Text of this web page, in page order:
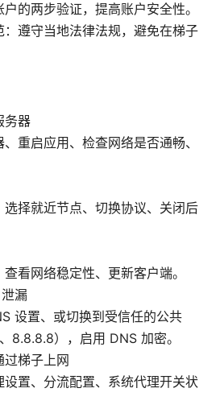
的两步验证，提高账户安全性。
：遵守当地法律法规，避免在梯子
务器
重启应用、检查网络是否通畅、
选择就近节点、切换协议、关闭后
看网络稳定性、更新客户端。
漏
设置、或切换到受信任的公共
、8.8.8.8），启用 DNS 加密。
过梯子上网
设置、分流配置、系统代理开关状